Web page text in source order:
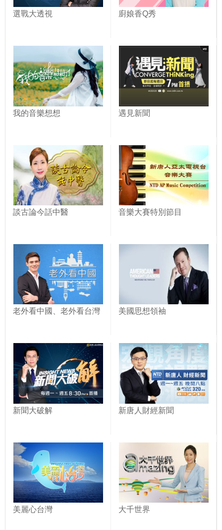
選戰大透視 廚娘香Q秀
我的音樂想想 遇見新聞
談古論今話中醫 音樂大賽特別節目
老外看中國、老外看台灣 美國思想領袖
新聞大破解 新唐人財經新聞
美麗心台灣 大千世界